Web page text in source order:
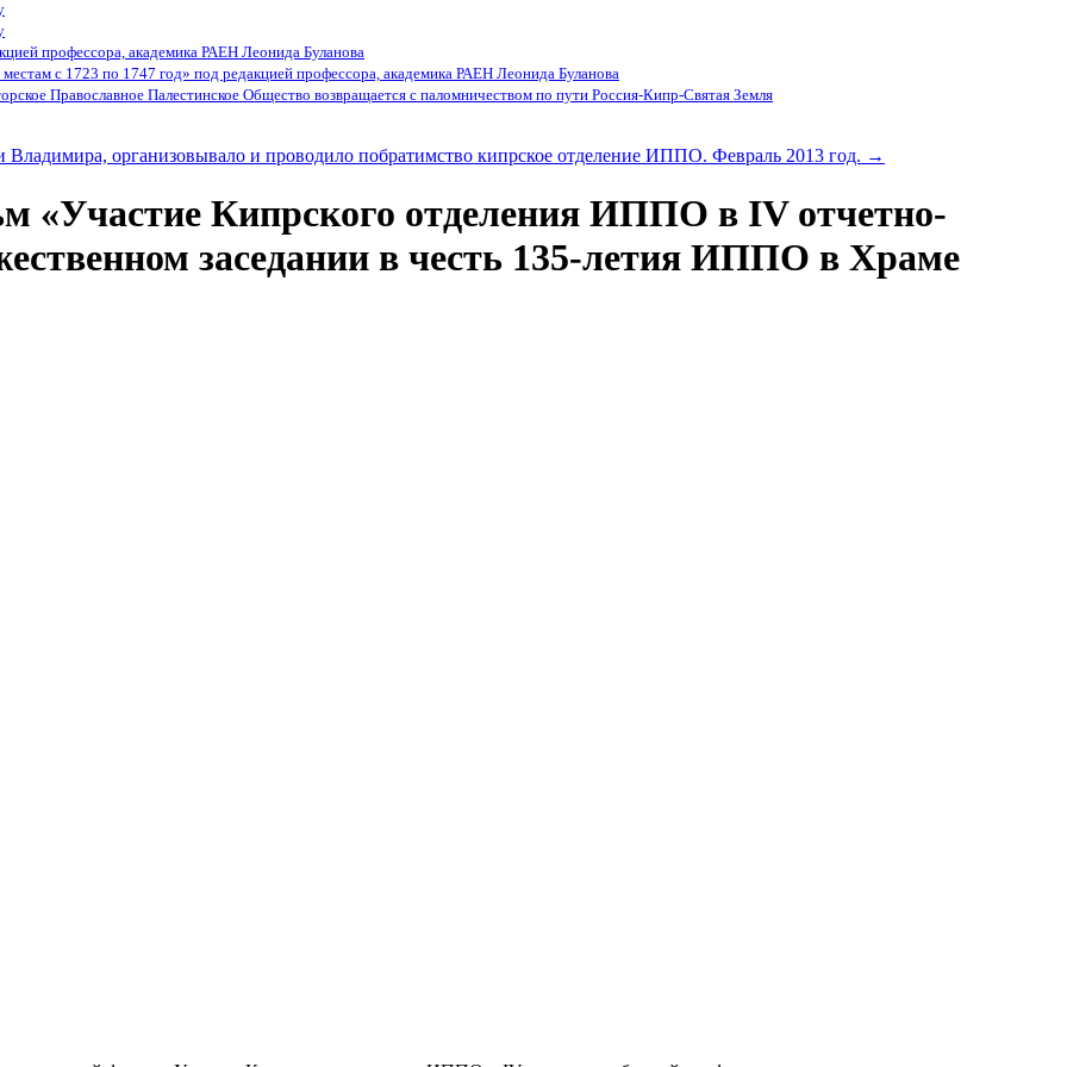
профессора, академика РАЕН Леонида Буланова
с 1723 по 1747 год» под редакцией профессора, академика РАЕН Леонида Буланова
Православное Палестинское Общество возвращается с паломничеством по пути Россия-Кипр-Святая Земля
организовывало и проводило побратимство кипрское отделение ИППО. Февраль 2013 год. →
Кипрского отделения ИППО в IV отчетно-
заседании в честь 135-летия ИППО в Храме